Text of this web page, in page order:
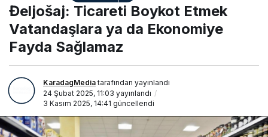
Ekonomiye Fayda
Sağlamaz
Đeljošaj: Ticareti Boykot Etmek
Vatandaşlara ya da Ekonomiye
Fayda Sağlamaz
KaradagMediatarafından yayınlandı
24 Şubat 2025, 11:03 yayınlandı
3 Kasım 2025, 14:41 güncellendi